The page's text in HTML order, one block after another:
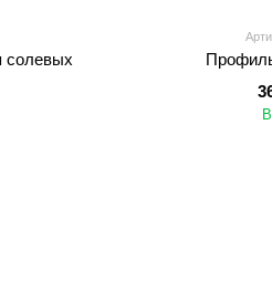
солевых